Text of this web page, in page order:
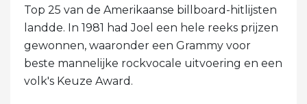
Top 25 van de Amerikaanse billboard-hitlijsten
landde. In 1981 had Joel een hele reeks prijzen
gewonnen, waaronder een Grammy voor
beste mannelijke rockvocale uitvoering en een
volk's Keuze Award.